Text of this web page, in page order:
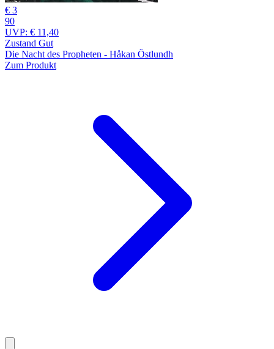
€ 3
90
UVP: € 11,40
Zustand Gut
Die Nacht des Propheten - Håkan Östlundh
Zum Produkt